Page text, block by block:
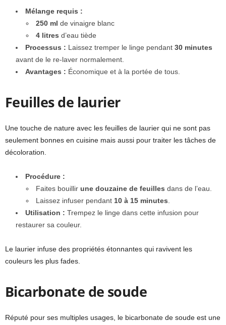
Mélange requis :
250 ml de vinaigre blanc
4 litres d’eau tiède
Processus : Laissez tremper le linge pendant 30 minutes
avant de le re-laver normalement.
Avantages : Économique et à la portée de tous.
Feuilles de laurier
Une touche de nature avec les feuilles de laurier qui ne sont pas
seulement bonnes en cuisine mais aussi pour traiter les tâches de
décoloration.
Procédure :
Faites bouillir une douzaine de feuilles dans de l’eau.
Laissez infuser pendant 10 à 15 minutes.
Utilisation : Trempez le linge dans cette infusion pour
restaurer sa couleur.
Le laurier infuse des propriétés étonnantes qui ravivent les
couleurs les plus fades.
Bicarbonate de soude
Réputé pour ses multiples usages, le bicarbonate de soude est une